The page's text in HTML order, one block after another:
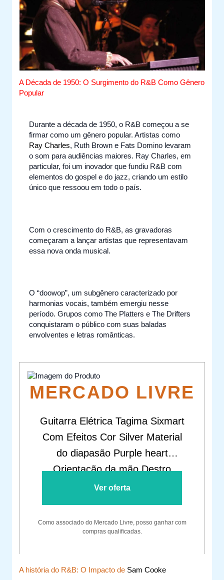
A Década de 1950: O Surgimento do R&B Como Gênero
Popular
Durante a década de 1950, o R&B começou a se
firmar como um gênero popular. Artistas como
Ray Charles, Ruth Brown e Fats Domino levaram
o som para audiências maiores. Ray Charles, em
particular, foi um inovador que fundiu R&B com
elementos do gospel e do jazz, criando um estilo
único que ressoou em todo o país.
Com o crescimento do R&B, as gravadoras
começaram a lançar artistas que representavam
essa nova onda musical.
O “doowop”, um subgênero caracterizado por
harmonias vocais, também emergiu nesse
período. Grupos como The Platters e The Drifters
conquistaram o público com suas baladas
envolventes e letras românticas.
MERCADO LIVRE
Guitarra Elétrica Tagima Sixmart
Com Efeitos Cor Silver Material
do diapasão Purple heart
Orientação da mão Destro
Ver oferta
Como associado do Mercado Livre, posso ganhar com
compras qualificadas.
A história do R&B: O Impacto de Sam Cooke